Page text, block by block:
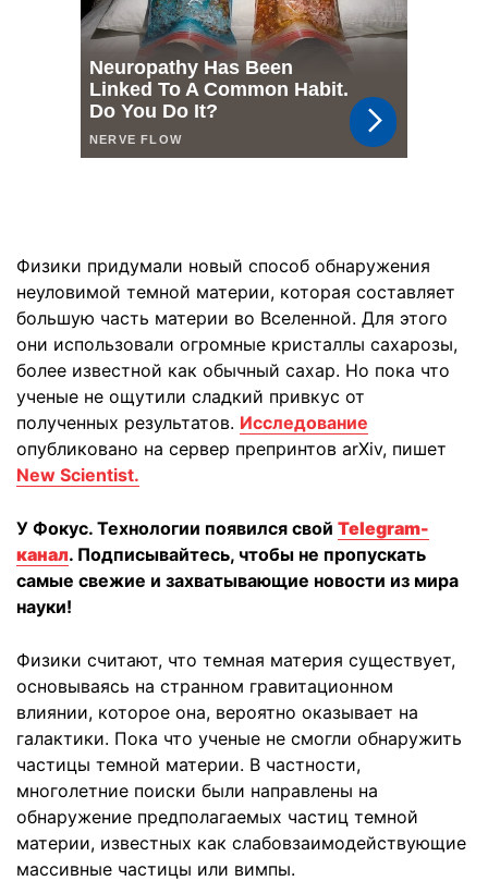
Физики придумали новый способ обнаружения
неуловимой темной материи, которая составляет
большую часть материи во Вселенной. Для этого
они использовали огромные кристаллы сахарозы,
более известной как обычный сахар. Но пока что
ученые не ощутили сладкий привкус от
полученных результатов. Исследование
опубликовано на сервер препринтов arXiv, пишет
New Scientist.
У Фокус. Технологии появился свой Telegram-
канал. Подписывайтесь, чтобы не пропускать
самые свежие и захватывающие новости из мира
науки!
Физики считают, что темная материя существует,
основываясь на странном гравитационном
влиянии, которое она, вероятно оказывает на
галактики. Пока что ученые не смогли обнаружить
частицы темной материи. В частности,
многолетние поиски были направлены на
обнаружение предполагаемых частиц темной
материи, известных как слабовзаимодействующие
массивные частицы или вимпы.